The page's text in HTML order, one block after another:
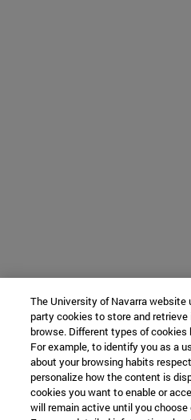
The University of Navarra website
party cookies to store and
browse. Different types of cookies
For example, to identify you as a
about your browsing habits
personalize how the content is
cookies you want to enable or
will remain active until you